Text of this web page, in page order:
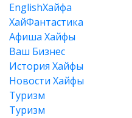
EnglishХайфа
XайФантастика
Афиша Хайфы
Ваш Бизнес
История Хайфы
Новости Хайфы
Туризм
Туризм